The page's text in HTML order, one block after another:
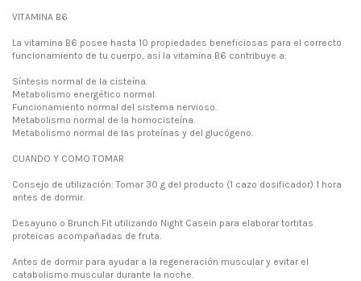
VITAMINA B6
La vitamina B6 posee hasta 10 propiedades beneficiosas para el correcto
funcionamiento de tu cuerpo, así la vitamina B6 contribuye a:
Síntesis normal de la cisteína.
Metabolismo energético normal.
Funcionamiento normal del sistema nervioso.
Metabolismo normal de la homocisteína.
Metabolismo normal de las proteínas y del glucógeno.
CUANDO Y COMO TOMAR
Consejo de utilización: Tomar 30 g del producto (1 cazo dosificador) 1 hora
antes de dormir.
Desayuno o Brunch Fit utilizando Night Casein para elaborar tortitas
proteicas acompañadas de fruta.
Antes de dormir para ayudar a la regeneración muscular y evitar el
catabolismo muscular durante la noche.